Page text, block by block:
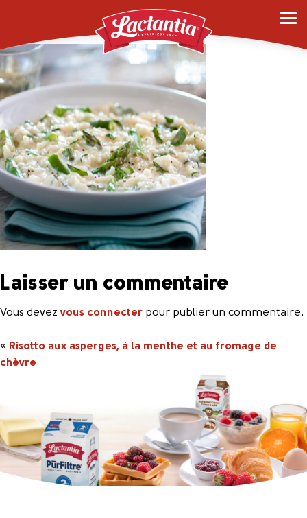
0003_risotto
Laisser un commentaire
Vous devezvous connecter pour publier un commentaire.
« Risotto aux asperges, à la menthe et au fromage de
chèvre